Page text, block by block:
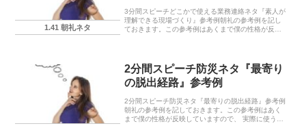
1.41 朝礼ネタ
3分間スピーチどこかで使える業務連絡ネタ『素人が
理解できる現場づくり』参考例朝礼の参考例を記し
ておきます。この参考例はあくまで僕の性格が反映
2分間スピーチ防災ネタ『最寄り
の脱出経路』参考例
2分間スピーチ防災ネタ『最寄りの脱出経路』参考例
朝礼の参考例を記しておきます。この参考例はあく
まで僕の性格が反映していますので、 実際に使う場